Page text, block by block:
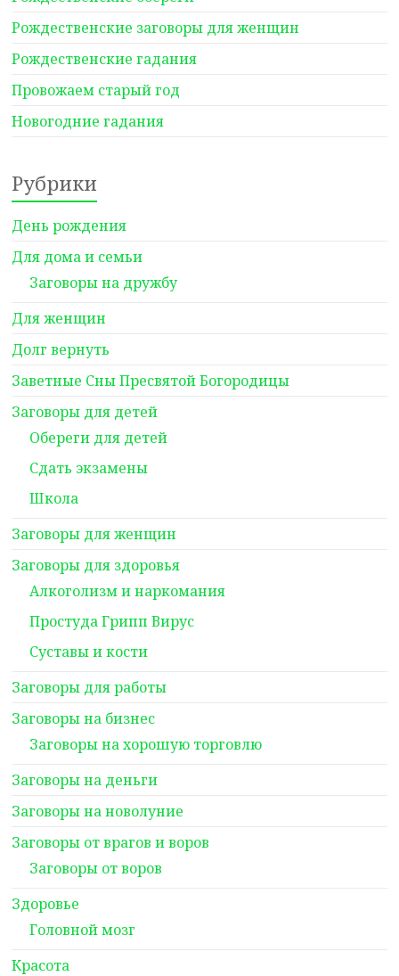
Рождественские заговоры для женщин
Рождественские гадания
Провожаем старый год
Новогодние гадания
Рубрики
День рождения
Для дома и семьи
Заговоры на дружбу
Для женщин
Долг вернуть
Заветные Сны Пресвятой Богородицы
Заговоры для детей
Обереги для детей
Сдать экзамены
Школа
Заговоры для женщин
Заговоры для здоровья
Алкоголизм и наркомания
Простуда Грипп Вирус
Суставы и кости
Заговоры для работы
Заговоры на бизнес
Заговоры на хорошую торговлю
Заговоры на деньги
Заговоры на новолуние
Заговоры от врагов и воров
Заговоры от воров
Здоровье
Головной мозг
Красота